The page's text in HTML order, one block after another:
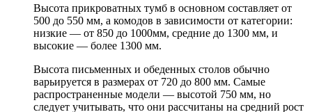
Высота прикроватных тумб в основном составляет от
500 до 550 мм, а комодов в зависимости от категории:
низкие — от 850 до 1000мм, средние до 1300 мм, и
высокие — более 1300 мм.
Высота письменных и обеденных столов обычно
варьируется в размерах от 720 до 800 мм. Самые
распространенные модели — высотой 750 мм, но
следует учитывать, что они рассчитаны на средний рост